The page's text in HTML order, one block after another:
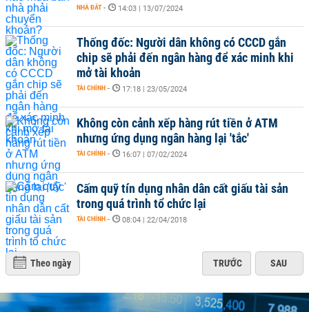
NHÀ ĐẤT - 14:03 | 13/07/2024
Thống đốc: Người dân không có CCCD gắn
chip sẽ phải đến ngân hàng để xác minh khi
mở tài khoản
TÀI CHÍNH - 17:18 | 23/05/2024
Không còn cảnh xếp hàng rút tiền ở ATM
nhưng ứng dụng ngân hàng lại 'tắc'
TÀI CHÍNH - 16:07 | 07/02/2024
Cấm quỹ tín dụng nhân dân cất giấu tài sản
trong quá trình tổ chức lại
TÀI CHÍNH - 08:04 | 22/04/2018
Theo ngày TRƯỚC SAU